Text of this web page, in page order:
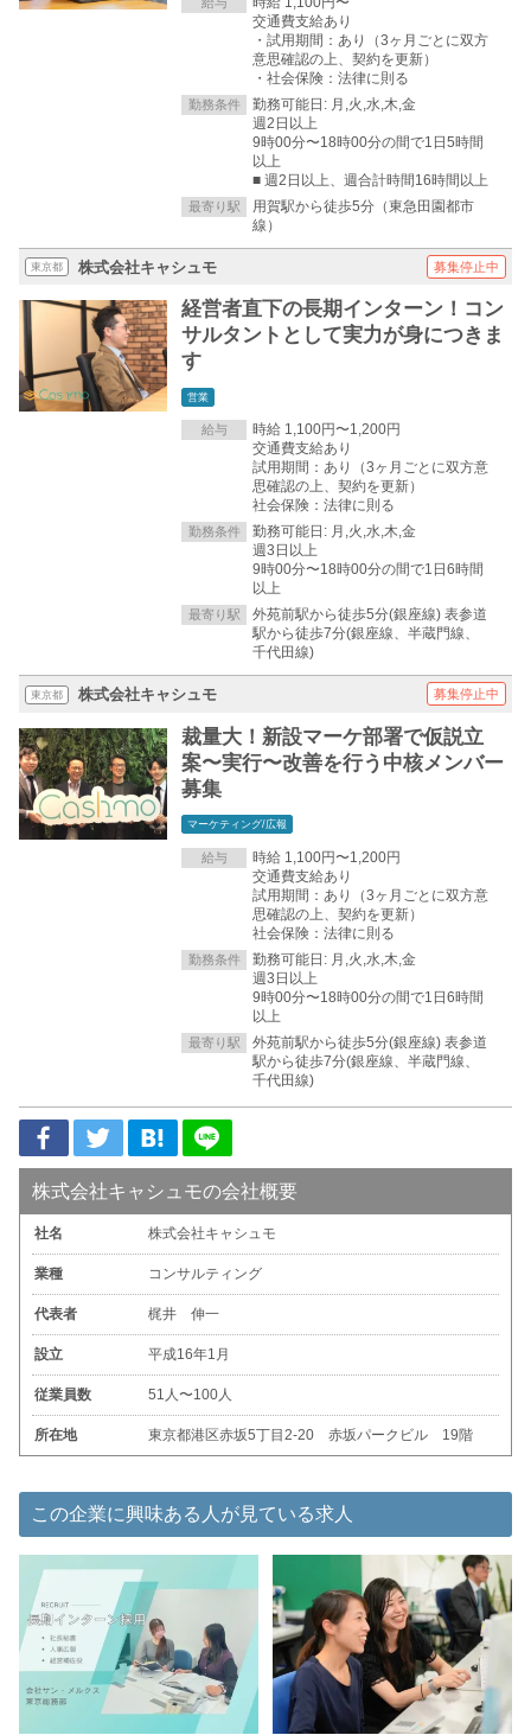
交通費支給あり
・試用期間：あり（3ヶ月ごとに双方
意思確認の上、契約を更新）
・社会保険：法律に則る
勤務条件
勤務可能日: 月,火,水,木,金
週2日以上
9時00分〜18時00分の間で1日5時間
以上
■ 週2日以上、週合計時間16時間以上
最寄り駅
用賀駅から徒歩5分（東急田園都市
線）
東京都 株式会社キャシュモ 募集停止中
経営者直下の長期インターン！コン
サルタントとして実力が身につきま
す
営業
給与
時給 1,100円〜1,200円
交通費支給あり
試用期間：あり（3ヶ月ごとに双方意
思確認の上、契約を更新）
社会保険：法律に則る
勤務条件
勤務可能日: 月,火,水,木,金
週3日以上
9時00分〜18時00分の間で1日6時間
以上
最寄り駅
外苑前駅から徒歩5分(銀座線) 表参道
駅から徒歩7分(銀座線、半蔵門線、
千代田線)
東京都 株式会社キャシュモ 募集停止中
裁量大！新設マーケ部署で仮説立
案〜実行〜改善を行う中核メンバー
募集
マーケティング/広報
給与
時給 1,100円〜1,200円
交通費支給あり
試用期間：あり（3ヶ月ごとに双方意
思確認の上、契約を更新）
社会保険：法律に則る
勤務条件
勤務可能日: 月,火,水,木,金
週3日以上
9時00分〜18時00分の間で1日6時間
以上
最寄り駅
外苑前駅から徒歩5分(銀座線) 表参道
駅から徒歩7分(銀座線、半蔵門線、
千代田線)
株式会社キャシュモの会社概要
社名 株式会社キャシュモ
業種 コンサルティング
代表者 梶井 伸一
設立 平成16年1月
従業員数 51人〜100人
所在地 東京都港区赤坂5丁目2-20 赤坂パークビル 19階
この企業に興味ある人が見ている求人